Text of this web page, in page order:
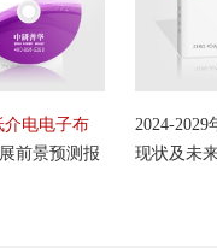
报
2024-2029年人工智
现状及未来发展趋